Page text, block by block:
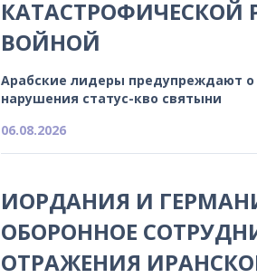
КАТАСТРОФИЧЕСКОЙ
ВОЙНОЙ
Арабские лидеры предупреждают
нарушения статус-кво святыни
06.08.2026
ИОРДАНИЯ И
ОБОРОННОЕ
ОТРАЖЕНИЯ